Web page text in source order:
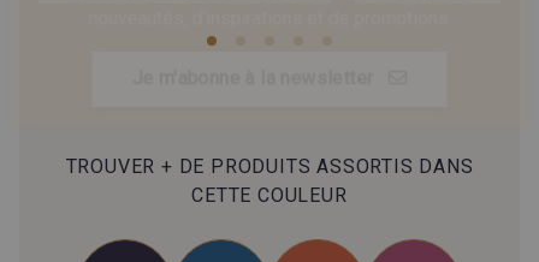
TROUVER + DE PRODUITS ASSORTIS DANS
CETTE COULEUR